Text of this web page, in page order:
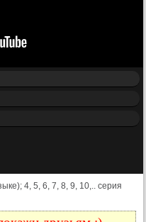
4, 5, 6, 7, 8, 9, 10,.. серия